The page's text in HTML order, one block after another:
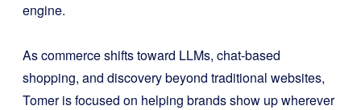
engine.
As commerce shifts toward LLMs, chat-based
shopping, and discovery beyond traditional websites,
Tomer is focused on helping brands show up wherever